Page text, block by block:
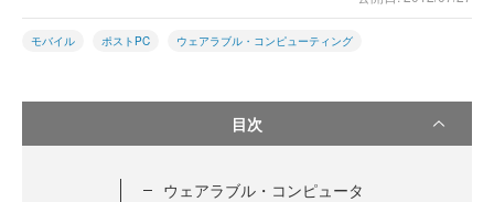
モバイル ポストPC ウェアラブル・コンピューティング
目次
ウェアラブル・コンピュータ